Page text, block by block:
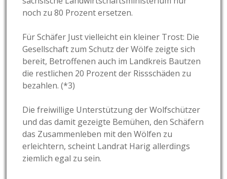
noch zu 80 Prozent ersetzen.
Für Schäfer Just vielleicht ein kleiner Trost: Die
Gesellschaft zum Schutz der Wölfe zeigte sich
bereit, Betroffenen auch im Landkreis Bautzen
die restlichen 20 Prozent der Rissschäden zu
bezahlen. (*3)
Die freiwillige Unterstützung der Wolfschützer
und das damit gezeigte Bemühen, den Schäfern
das Zusammenleben mit den Wölfen zu
erleichtern, scheint Landrat Harig allerdings
ziemlich egal zu sein.